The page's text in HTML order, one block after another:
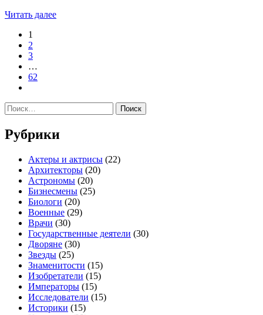
Читать далее
1
2
3
…
62
Найти:
Рубрики
Актеры и актрисы (22)
Архитекторы (20)
Астрономы (20)
Бизнесмены (25)
Биологи (20)
Военные (29)
Врачи (30)
Государственные деятели (30)
Дворяне (30)
Звезды (25)
Знаменитости (15)
Изобретатели (15)
Императоры (15)
Исследователи (15)
Историки (15)